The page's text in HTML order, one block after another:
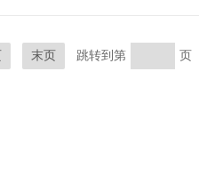
末页 跳转到第 页